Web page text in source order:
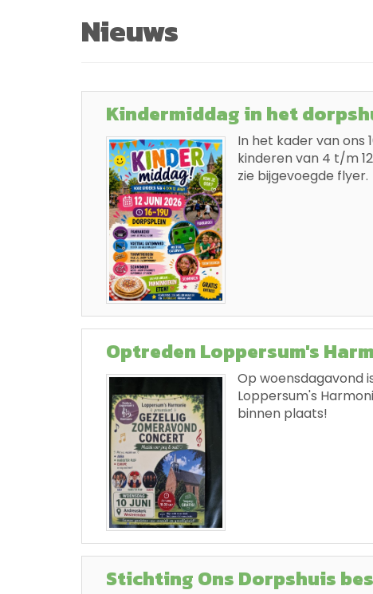
Nieuws
Kindermiddag in het
In het kader van ons
kinderen van 4 t/m
zie bijgevoegde flyer.
Optreden Loppersum's
Op woensdagavond
Loppersum's
binnen plaats!
Stichting Ons Dorpshuis